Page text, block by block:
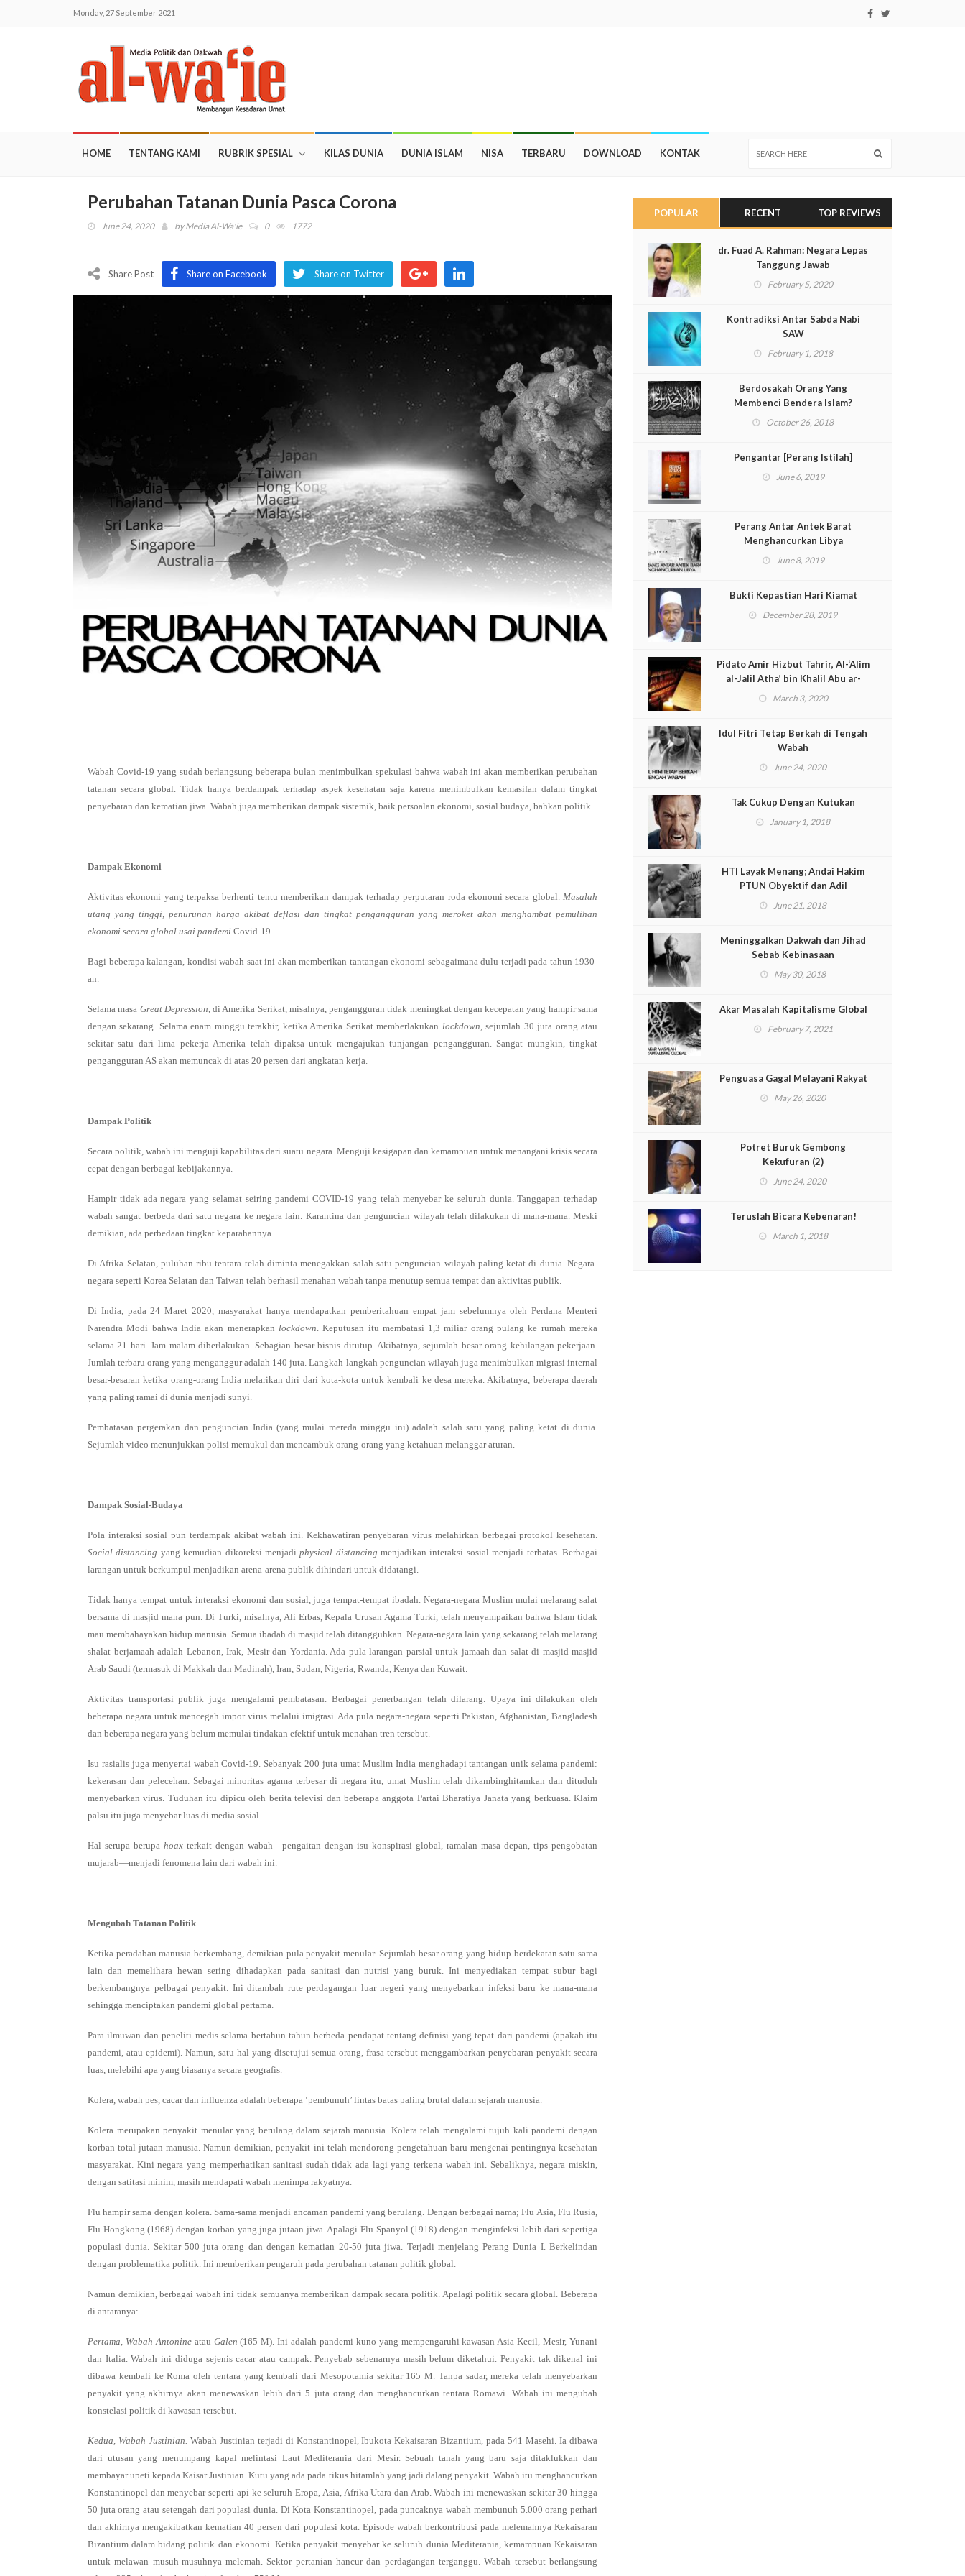
Monday, 27 September 2021
HOME TENTANG KAMI RUBRIK SPESIAL KILAS DUNIA DUNIA ISLAM NISA TERBARU DOWNLOAD KONTAK
Perubahan Tatanan Dunia Pasca Corona
June 24, 2020 byMedia Al-Wa'ie 0 1772
Share Post Share on Facebook Share on Twitter
Wabah Covid-19 yang sudah berlangsung beberapa bulan menimbulkan spekulasi bahwa wabah ini akan memberikan perubahan
tatanan secara global. Tidak hanya berdampak terhadap aspek kesehatan saja karena menimbulkan kemasifan dalam tingkat
penyebaran dan kematian jiwa. Wabah juga memberikan dampak sistemik, baik persoalan ekonomi, sosial budaya, bahkan politik.
Dampak Ekonomi
Aktivitas ekonomi yang terpaksa berhenti tentu memberikan dampak terhadap perputaran roda ekonomi secara global. Masalah
utang yang tinggi, penurunan harga akibat deflasi dan tingkat pengangguran yang meroket akan menghambat pemulihan
ekonomi secara global usai pandemi Covid-19
Bagi beberapa kalangan, kondisi wabah saat ini akan memberikan tantangan ekonomi sebagaimana dulu terjadi pada tahun 1930-
an.
Selama masa Great Depression , di Amerika Serikat, misalnya, pengangguran tidak meningkat dengan kecepatan yang hampir sama
dengan sekarang. Selama enam minggu terakhir, ketika Amerika Serikat memberlakukan lockdown , sejumlah 30 juta orang atau
sekitar satu dari lima pekerja Amerika telah dipaksa untuk mengajukan tunjangan pengangguran. Sangat mungkin, tingkat
pengangguran AS akan memuncak di atas 20 persen dari angkatan kerja.
Dampak Politik
Secara politik, wabah ini menguji kapabilitas dari suatu negara. Menguji kesigapan dan kemampuan untuk menangani krisis secara
cepat dengan berbagai kebijakannya.
Hampir tidak ada negara yang selamat seiring pandemi COVID-19 yang telah menyebar ke seluruh dunia. Tanggapan terhadap
wabah sangat berbeda dari satu negara ke negara lain. Karantina dan penguncian wilayah telah dilakukan di mana-mana. Meski
demikian, ada perbedaan tingkat keparahannya.
Di Afrika Selatan, puluhan ribu tentara telah diminta menegakkan salah satu penguncian wilayah paling ketat di dunia. Negara-
negara seperti Korea Selatan dan Taiwan telah berhasil menahan wabah tanpa menutup semua tempat dan aktivitas publik.
Di India, pada 24 Maret 2020, masyarakat hanya mendapatkan pemberitahuan empat jam sebelumnya oleh Perdana Menteri
Narendra Modi bahwa India akan menerapkan lockdown . Keputusan itu membatasi 1,3 miliar orang pulang ke rumah mereka
selama 21 hari. Jam malam diberlakukan. Sebagian besar bisnis ditutup. Akibatnya, sejumlah besar orang kehilangan pekerjaan.
Jumlah terbaru orang yang menganggur adalah 140 juta. Langkah-langkah penguncian wilayah juga menimbulkan migrasi internal
besar-besaran ketika orang-orang India melarikan diri dari kota-kota untuk kembali ke desa mereka. Akibatnya, beberapa daerah
yang paling ramai di dunia menjadi sunyi.
Pembatasan pergerakan dan penguncian India (yang mulai mereda minggu ini) adalah salah satu yang paling ketat di dunia.
Sejumlah video menunjukkan polisi memukul dan mencambuk orang-orang yang ketahuan melanggar aturan.
Dampak Sosial-Budaya
Pola interaksi sosial pun terdampak akibat wabah ini. Kekhawatiran penyebaran virus melahirkan berbagai protokol kesehatan.
Social distancing yang kemudian dikoreksi menjadiphysical distancing menjadikan interaksi sosial menjadi terbatas. Berbagai
larangan untuk berkumpul menjadikan arena-arena publik dihindari untuk didatangi.
Tidak hanya tempat untuk interaksi ekonomi dan sosial, juga tempat-tempat ibadah. Negara-negara Muslim mulai melarang salat
bersama di masjid mana pun. Di Turki, misalnya, Ali Erbas, Kepala Urusan Agama Turki, telah menyampaikan bahwa Islam tidak
mau membahayakan hidup manusia. Semua ibadah di masjid telah ditangguhkan. Negara-negara lain yang sekarang telah melarang
shalat berjamaah adalah Lebanon, Irak, Mesir dan Yordania. Ada pula larangan parsial untuk jamaah dan salat di masjid-masjid
Arab Saudi (termasuk di Makkah dan Madinah), Iran, Sudan, Nigeria, Rwanda, Kenya dan Kuwait.
Aktivitas transportasi publik juga mengalami pembatasan. Berbagai penerbangan telah dilarang. Upaya ini dilakukan oleh
beberapa negara untuk mencegah impor virus melalui imigrasi. Ada pula negara-negara seperti Pakistan, Afghanistan, Bangladesh
dan beberapa negara yang belum memulai tindakan efektif untuk menahan tren tersebut.
Isu rasialis juga menyertai wabah Covid-19. Sebanyak 200 juta umat Muslim India menghadapi tantangan unik selama pandemi:
kekerasan dan pelecehan. Sebagai minoritas agama terbesar di negara itu, umat Muslim telah dikambinghitamkan dan dituduh
menyebarkan virus. Tuduhan itu dipicu oleh berita televisi dan beberapa anggota Partai Bharatiya Janata yang berkuasa. Klaim
palsu itu juga menyebar luas di media sosial.
Hal serupa berupa hoax terkait dengan wabah—pengaitan dengan isu konspirasi global, ramalan masa depan, tips pengobatan
mujarab—menjadi fenomena lain dari wabah ini.
Mengubah Tatanan Politik
Ketika peradaban manusia berkembang, demikian pula penyakit menular. Sejumlah besar orang yang hidup berdekatan satu sama
lain dan memelihara hewan sering dihadapkan pada sanitasi dan nutrisi yang buruk. Ini menyediakan tempat subur bagi
berkembangnya pelbagai penyakit. Ini ditambah rute perdagangan luar negeri yang menyebarkan infeksi baru ke mana-mana
sehingga menciptakan pandemi global pertama.
Para ilmuwan dan peneliti medis selama bertahun-tahun berbeda pendapat tentang definisi yang tepat dari pandemi (apakah itu
pandemi, atau epidemi). Namun, satu hal yang disetujui semua orang, frasa tersebut menggambarkan penyebaran penyakit secara
luas, melebihi apa yang biasanya secara geografis.
Kolera, wabah pes, cacar dan influenza adalah beberapa ‘pembunuh’ lintas batas paling brutal dalam sejarah manusia.
Kolera merupakan penyakit menular yang berulang dalam sejarah manusia. Kolera telah mengalami tujuh kali pandemi dengan
korban total jutaan manusia. Namun demikian, penyakit ini telah mendorong pengetahuan baru mengenai pentingnya kesehatan
masyarakat. Kini negara yang memperhatikan sanitasi sudah tidak ada lagi yang terkena wabah ini. Sebaliknya, negara miskin,
dengan satitasi minim, masih mendapati wabah menimpa rakyatnya.
Flu hampir sama dengan kolera. Sama-sama menjadi ancaman pandemi yang berulang. Dengan berbagai nama; Flu Asia, Flu Rusia,
Flu Hongkong (1968) dengan korban yang juga jutaan jiwa. Apalagi Flu Spanyol (1918) dengan menginfeksi lebih dari sepertiga
populasi dunia. Sekitar 500 juta orang dan dengan kematian 20-50 juta jiwa. Terjadi menjelang Perang Dunia I. Berkelindan
dengan problematika politik. Ini memberikan pengaruh pada perubahan tatanan politik global.
Namun demikian, berbagai wabah ini tidak semuanya memberikan dampak secara politik. Apalagi politik secara global. Beberapa
di antaranya:
Pertama Wabah Antonine atau Galen (165 M). Ini adalah pandemi kuno yang mempengaruhi kawasan Asia Kecil, Mesir, Yunani
dan Italia. Wabah ini diduga sejenis cacar atau campak. Penyebab sebenarnya masih belum diketahui. Penyakit tak dikenal ini
dibawa kembali ke Roma oleh tentara yang kembali dari Mesopotamia sekitar 165 M. Tanpa sadar, mereka telah menyebarkan
penyakit yang akhirnya akan menewaskan lebih dari 5 juta orang dan menghancurkan tentara Romawi. Wabah ini mengubah
konstelasi politik di kawasan tersebut.
Kedua, Wabah Justinian. Wabah Justinian terjadi di Konstantinopel, Ibukota Kekaisaran Bizantium, pada 541 Masehi. Ia dibawa
dari utusan yang menumpang kapal melintasi Laut Mediterania dari Mesir. Sebuah tanah yang baru saja ditaklukkan dan
membayar upeti kepada Kaisar Justinian. Kutu yang ada pada tikus hitamlah yang jadi dalang penyakit. Wabah itu menghancurkan
Konstantinopel dan menyebar seperti api ke seluruh Eropa, Asia, Afrika Utara dan Arab. Wabah ini menewaskan sekitar 30 hingga
50 juta orang atau setengah dari populasi dunia. Di Kota Konstantinopel, pada puncaknya wabah membunuh 5.000 orang perhari
dan akhirnya mengakibatkan kematian 40 persen dari populasi kota. Episode wabah berkontribusi pada melemahnya Kekaisaran
Bizantium dalam bidang politik dan ekonomi. Ketika penyakit menyebar ke seluruh dunia Mediterania, kemampuan Kekaisaran
untuk melawan musuh-musuhnya melemah. Sektor pertanian hancur dan perdagangan terganggu. Wabah tersebut berlangsung
POPULAR RECENT TOP REVIEWS
dr. Fuad A. Rahman: Negara Lepas
Tanggung Jawab
February 5, 2020
Kontradiksi Antar Sabda Nabi
SAW
February 1, 2018
Berdosakah Orang Yang
Membenci Bendera Islam?
October 26, 2018
Pengantar [Perang Istilah]
June 6, 2019
Perang Antar Antek Barat
Menghancurkan Libya
June 8, 2019
Bukti Kepastian Hari Kiamat
December 28, 2019
Pidato Amir Hizbut Tahrir, Al-‘Alim
al-Jalil Atha’ bin Khalil Abu ar-
Rasytah, Pada Peringatan
March 3, 2020
Idul Fitri Tetap Berkah di Tengah
Wabah
June 24, 2020
Tak Cukup Dengan Kutukan
January 1, 2018
HTI Layak Menang; Andai Hakim
PTUN Obyektif dan Adil
June 21, 2018
Meninggalkan Dakwah dan Jihad
Sebab Kebinasaan
May 30, 2018
Akar Masalah Kapitalisme Global
February 7, 2021
Penguasa Gagal Melayani Rakyat
May 26, 2020
Potret Buruk Gembong
Kekufuran (2)
June 24, 2020
Teruslah Bicara Kebenaran!
March 1, 2018